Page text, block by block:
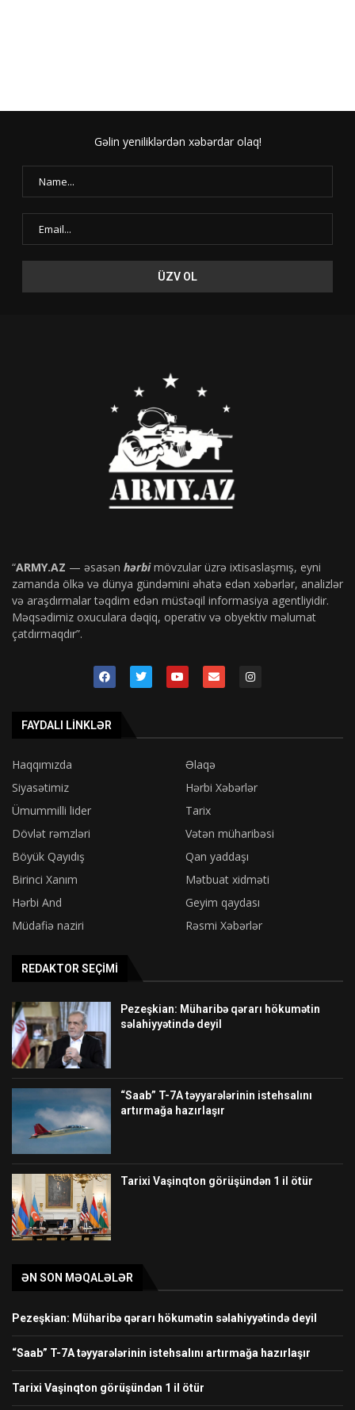
Gəlin yeniliklərdən xəbərdar olaq!
“ARMY.AZ — əsasən hərbimövzular üzrə ixtisaslaşmış, eyni
zamanda ölkə və dünya gündəmini əhatə edən xəbərlər, analizlər
və araşdırmalar təqdim edən müstəqil informasiya agentliyidir.
Məqsədimiz oxuculara dəqiq, operativ və obyektiv məlumat
çatdırmaqdır”.
FAYDALI LINKLƏR
Haqqımızda
Əlaqə
Siyasətimiz
Hərbi Xəbərlər
Ümummilli lider
Tarix
Dövlət rəmzləri
Vətən müharibəsi
Böyük Qayıdış
Qan yaddaşı
Birinci Xanım
Mətbuat xidməti
Hərbi And
Geyim qaydası
Müdafiə naziri
Rəsmi Xəbərlər
REDAKTOR SEÇIMI
Pezeşkian: Müharibə qərarı hökumətin
səlahiyyətində deyil
“Saab” T-7A təyyarələrinin istehsalını
artırmağa hazırlaşır
Tarixi Vaşinqton görüşündən 1 il ötür
ƏN SON MƏQALƏLƏR
Pezeşkian: Müharibə qərarı hökumətin səlahiyyətində deyil
“Saab” T-7A təyyarələrinin istehsalını artırmağa hazırlaşır
Tarixi Vaşinqton görüşündən 1 il ötür